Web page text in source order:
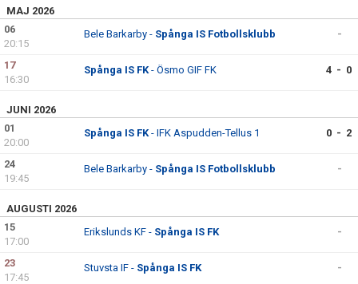
MAJ 2026
06
20:15
Bele Barkarby - Spånga IS Fotbollsklubb -
17
16:30
Spånga IS FK- Ösmo GIF FK 4 - 0
JUNI 2026
01
20:00
Spånga IS FK- IFK Aspudden-Tellus 1 0 - 2
24
19:45
Bele Barkarby - Spånga IS Fotbollsklubb -
AUGUSTI 2026
15
17:00
Erikslunds KF - Spånga IS FK -
23
17:45
Stuvsta IF - Spånga IS FK -